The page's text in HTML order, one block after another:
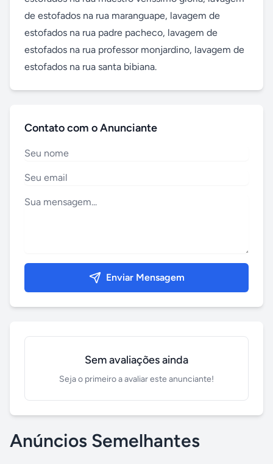
de estofados na rua maranguape, lavagem de
estofados na rua padre pacheco, lavagem de
estofados na rua professor monjardino, lavagem de
estofados na rua santa bibiana.
Contato com o Anunciante
Enviar Mensagem
Sem avaliações ainda
Seja o primeiro a avaliar este anunciante!
Anúncios Semelhantes